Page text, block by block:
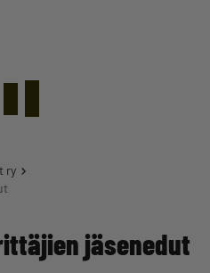
ry
jäsenedut